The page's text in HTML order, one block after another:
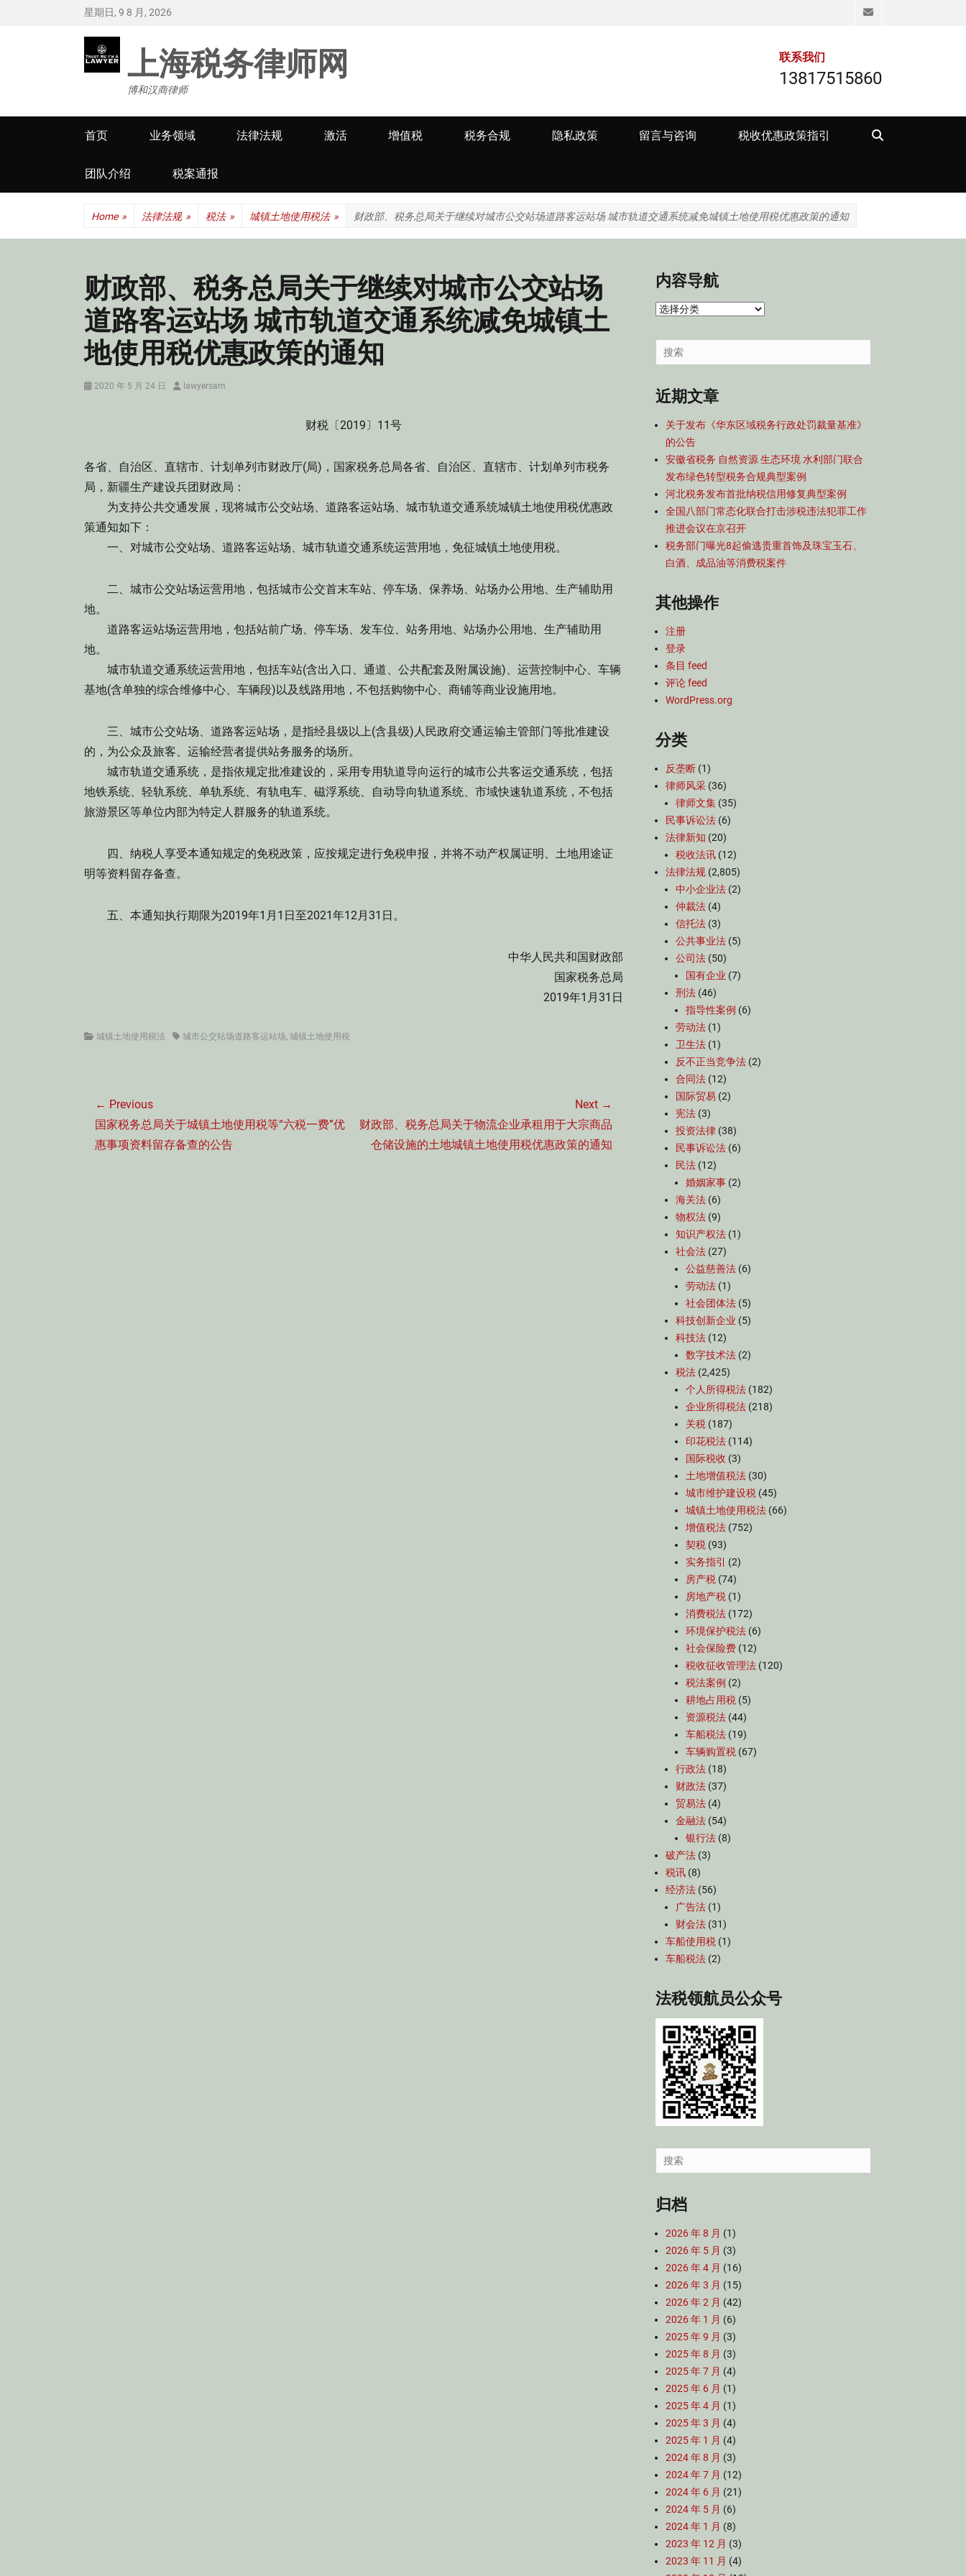
星期日, 9 8 月, 2026 Email
上海税务律师网
博和汉商律师
联系我们
13817515860
Primary
menu
首页 业务领域 法律法规 激活 增值税 税务合规 隐私政策 留言与咨询 税收优惠政策指引
团队介绍 税案通报
Home » 法律法规 » 税法 » 城镇土地使用税法 » 财政部、税务总局关于继续对城市公交站场道路客运站场 城市轨道交通系统减免城镇土地使用税优惠政策的通知
财政部、税务总局关于继续对城市公交站场
道路客运站场 城市轨道交通系统减免城镇土
地使用税优惠政策的通知
Posted
2020 年 5 月 24 日 Authorlawyersam
财税〔2019〕11号
各省、自治区、直辖市、计划单列市财政厅(局)，国家税务总局各省、自治区、直辖市、计划单列市税务
局，新疆生产建设兵团财政局：
为支持公共交通发展，现将城市公交站场、道路客运站场、城市轨道交通系统城镇土地使用税优惠政
策通知如下：
一、对城市公交站场、道路客运站场、城市轨道交通系统运营用地，免征城镇土地使用税。
二、城市公交站场运营用地，包括城市公交首末车站、停车场、保养场、站场办公用地、生产辅助用
地。
道路客运站场运营用地，包括站前广场、停车场、发车位、站务用地、站场办公用地、生产辅助用
地。
城市轨道交通系统运营用地，包括车站(含出入口、通道、公共配套及附属设施)、运营控制中心、车辆
基地(含单独的综合维修中心、车辆段)以及线路用地，不包括购物中心、商铺等商业设施用地。
三、城市公交站场、道路客运站场，是指经县级以上(含县级)人民政府交通运输主管部门等批准建设
的，为公众及旅客、运输经营者提供站务服务的场所。
城市轨道交通系统，是指依规定批准建设的，采用专用轨道导向运行的城市公共客运交通系统，包括
地铁系统、轻轨系统、单轨系统、有轨电车、磁浮系统、自动导向轨道系统、市域快速轨道系统，不包括
旅游景区等单位内部为特定人群服务的轨道系统。
四、纳税人享受本通知规定的免税政策，应按规定进行免税申报，并将不动产权属证明、土地用途证
明等资料留存备查。
五、本通知执行期限为2019年1月1日至2021年12月31日。
中华人民共和国财政部
国家税务总局
2019年1月31日
Categories
城镇土地使用税法 Tags城市公交站场道路客运站场, 城镇土地使用税
章
导
航
← Previous
Previous
post:
国家税务总局关于城镇土地使用税等“六税一费”优
惠事项资料留存备查的公告
Next →
Next
post:
财政部、税务总局关于物流企业承租用于大宗商品
仓储设施的土地城镇土地使用税优惠政策的通知
内容导航
内
导
航
Search
for:
近期文章
关于发布《华东区域税务行政处罚裁量基准》
的公告
安徽省税务 自然资源 生态环境 水利部门联合
发布绿色转型税务合规典型案例
河北税务发布首批纳税信用修复典型案例
全国八部门常态化联合打击涉税违法犯罪工作
推进会议在京召开
税务部门曝光8起偷逃贵重首饰及珠宝玉石、
白酒、成品油等消费税案件
其他操作
注册
登录
条目 feed
评论 feed
WordPress.org
分类
反垄断 (1)
律师风采 (36)
律师文集 (35)
民事诉讼法 (6)
法律新知 (20)
税收法讯 (12)
法律法规 (2,805)
中小企业法 (2)
仲裁法 (4)
信托法 (3)
公共事业法 (5)
公司法 (50)
国有企业 (7)
刑法 (46)
指导性案例 (6)
劳动法 (1)
卫生法 (1)
反不正当竞争法 (2)
合同法 (12)
国际贸易 (2)
宪法 (3)
投资法律 (38)
民事诉讼法 (6)
民法 (12)
婚姻家事 (2)
海关法 (6)
物权法 (9)
知识产权法 (1)
社会法 (27)
公益慈善法 (6)
劳动法 (1)
社会团体法 (5)
科技创新企业 (5)
科技法 (12)
数字技术法 (2)
税法 (2,425)
个人所得税法 (182)
企业所得税法 (218)
关税 (187)
印花税法 (114)
国际税收 (3)
土地增值税法 (30)
城市维护建设税 (45)
城镇土地使用税法 (66)
增值税法 (752)
契税 (93)
实务指引
(2)
房产税 (74)
房地产税 (1)
消费税法 (172)
环境保护税法 (6)
社会保险费 (12)
税收征收管理法 (120)
税法案例 (2)
耕地占用税 (5)
资源税法 (44)
车船税法 (19)
车辆购置税 (67)
行政法 (18)
财政法 (37)
贸易法 (4)
金融法 (54)
银行法 (8)
破产法 (3)
税讯 (8)
经济法 (56)
广告法 (1)
财会法 (31)
车船使用税 (1)
车船税法 (2)
法税领航员公众号
Search
for:
归档
2026 年 8 月 (1)
2026 年 5 月 (3)
2026 年 4 月 (16)
2026 年 3 月 (15)
2026 年 2 月 (42)
2026 年 1 月 (6)
2025 年 9 月 (3)
2025 年 8 月 (3)
2025 年 7 月 (4)
2025 年 6 月 (1)
2025 年 4 月 (1)
2025 年 3 月 (4)
2025 年 1 月 (4)
2024 年 8 月 (3)
2024 年 7 月 (12)
2024 年 6 月 (21)
2024 年 5 月 (6)
2024 年 1 月 (8)
2023 年 12 月 (3)
2023 年 11 月 (4)